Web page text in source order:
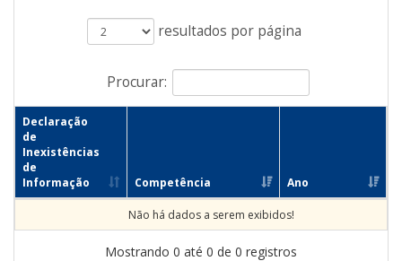
resultados por página
Procurar:
Declaração
de
Inexistências
de
Informação
Competência Ano
Não há dados a serem exibidos!
Mostrando 0 até 0 de 0 registros